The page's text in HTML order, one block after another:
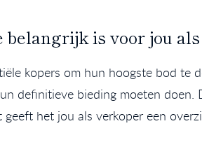
is voor jou
kopers om hun hoogste bod te
definitieve bieding moeten
het jou als verkoper een